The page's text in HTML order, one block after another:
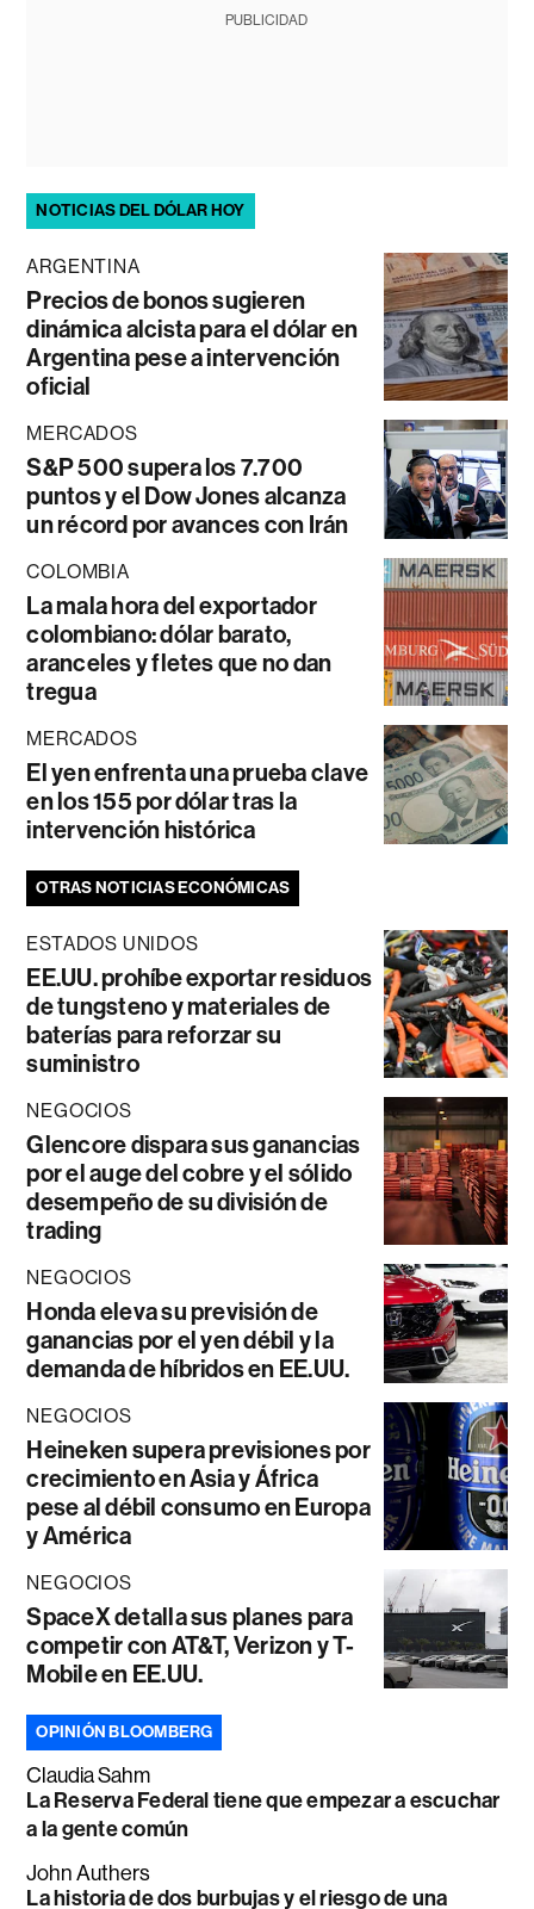
PUBLICIDAD
NOTICIAS DEL DÓLAR HOY
ARGENTINA
Precios de bonos sugieren
dinámica alcista para el dólar en
Argentina pese a intervención
oficial
MERCADOS
S&P 500 supera los 7.700
puntos y el Dow Jones alcanza
un récord por avances con Irán
COLOMBIA
La mala hora del exportador
colombiano: dólar barato,
aranceles y fletes que no dan
tregua
MERCADOS
El yen enfrenta una prueba clave
en los 155 por dólar tras la
intervención histórica
OTRAS NOTICIAS ECONÓMICAS
ESTADOS UNIDOS
EE.UU. prohíbe exportar residuos
de tungsteno y materiales de
baterías para reforzar su
suministro
NEGOCIOS
Glencore dispara sus ganancias
por el auge del cobre y el sólido
desempeño de su división de
trading
NEGOCIOS
Honda eleva su previsión de
ganancias por el yen débil y la
demanda de híbridos en EE.UU.
NEGOCIOS
Heineken supera previsiones por
crecimiento en Asia y África
pese al débil consumo en Europa
y América
NEGOCIOS
SpaceX detalla sus planes para
competir con AT&T, Verizon y T-
Mobile en EE.UU.
OPINIÓN BLOOMBERG
Claudia Sahm
La Reserva Federal tiene que empezar a escuchar
a la gente común
John Authers
La historia de dos burbujas y el riesgo de una